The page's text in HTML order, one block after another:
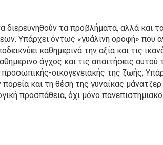
τα προβλήματα, αλλά και
Υπάρχει όντως «γυάλινη οροφή» που
καθημερινά την αξία και τις
άγχος και τις απαιτήσεις
οικογενειακής της ζωής;
και τη θέση της γυναίκας
προσπάθεια, όχι μόνο